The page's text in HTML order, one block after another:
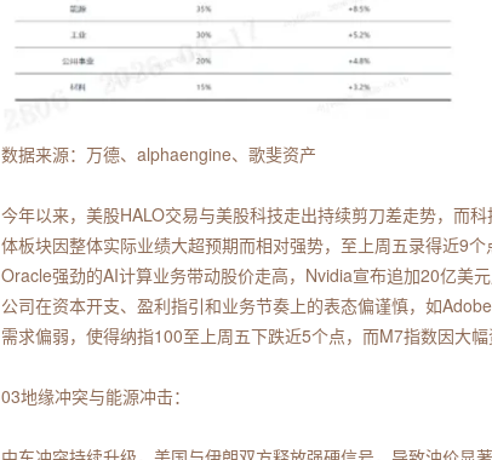
数据来源：万德、alphaengine、歌斐资产
今年以来，美股HALO交易与美股科技走出持续剪刀差走势，而
体板块因整体实际业绩大超预期而相对强势，至上周五录得近9
Oracle强劲的AI计算业务带动股价走高，Nvidia宣布追加20亿美
公司在资本开支、盈利指引和业务节奏上的表态偏谨慎，如
需求偏弱，使得纳指100至上周五下跌近5个点，而M7指数因大
03地缘冲突与能源冲击：